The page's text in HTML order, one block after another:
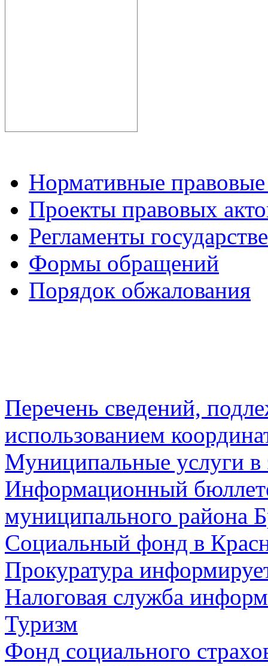
Нормативные
Проекты правовых
Регламенты
Формы обращений
Порядок обжалования
Перечень сведений,
использованием
Муниципальные услуги в
Информационный
муниципального района
Социальный фонд в
Прокуратура
Налоговая служба
Туризм
Фонд социального